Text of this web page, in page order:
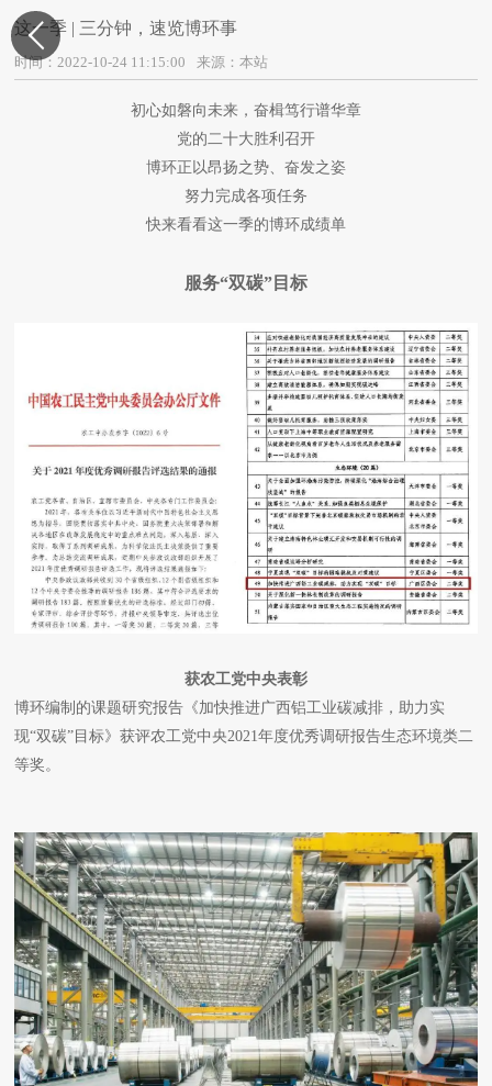

这一季 | 三分钟，速览博环事
时间：2022-10-24 11:15:00 来源：本站
初心如磐向未来，奋楫笃行谱华章
党的二十大胜利召开
博环正以昂扬之势、奋发之姿
努力完成各项任务
快来看看这一季的博环成绩单
服务“双碳”目标
获农工党中央表彰
博环编制的课题研究报告《加快推进广西铝工业碳减排，助力实
现“双碳”目标》获评农工党中央2021年度优秀调研报告生态环境类二
等奖。